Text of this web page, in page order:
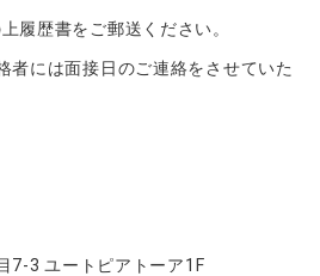
履歴書をご郵送ください。
者には面接日のご連絡をさせていた
7-3 ユートピアトーア1F